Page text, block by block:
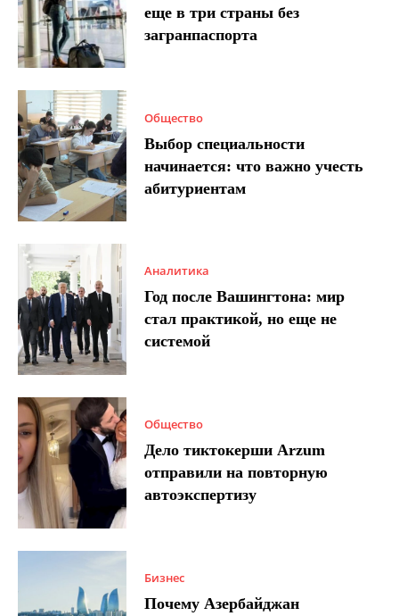
еще в три страны без
загранпаспорта
Общество
Выбор специальности
начинается: что важно учесть
абитуриентам
Аналитика
Год после Вашингтона: мир
стал практикой, но еще не
системой
Общество
Дело тиктокерши Arzum
отправили на повторную
автоэкспертизу
Бизнес
Почему Азербайджан